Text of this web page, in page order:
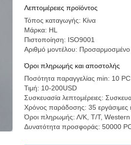
αερίου
Λεπτομέρειες προϊόντος
Τόπος καταγωγής: Κίνα
Μάρκα: HL
Πιστοποίηση: ISO9001
Αριθμό μοντέλου: Προσαρμοσμένο
Όροι πληρωμής και αποστολής
Ποσότητα παραγγελίας min: 10 PC
Τιμή: 10-200USD
Συσκευασία λεπτομέρειες:
Χρόνος παράδοσης: 35 εργάσιμες
Όροι πληρωμής: Λ/Κ, Τ/Τ, Western
Δυνατότητα προσφοράς: 50000